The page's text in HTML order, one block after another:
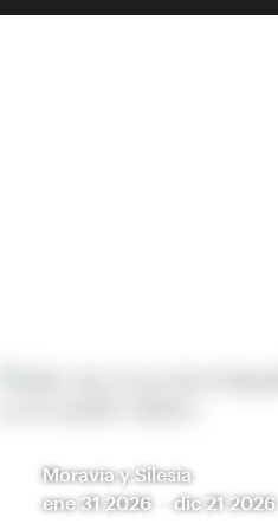
Moravia y Silesia
ene 31 2026
-dic 21 2026